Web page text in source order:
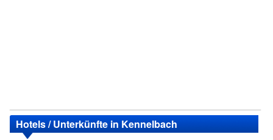
Hotels / Unterkünfte in Kennelbach